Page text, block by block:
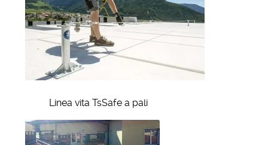
Linea vita TsSafe a pali